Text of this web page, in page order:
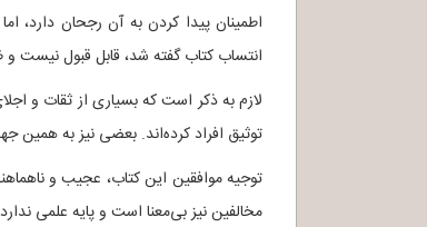
اطمینان پیدا کردن به آن رجحان دارد،
انتساب کتاب گفته شد، قابل قبول نیست
لازم به ذکر است که بسیاری از ثقات و
توثیق افراد کرده‌اند. بعضی نیز به همین
توجیه موافقین این کتاب، عجیب و
مخالفین نیز بی‌معنا است و پایه علمی